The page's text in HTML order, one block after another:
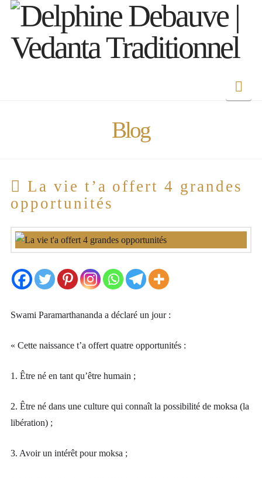
Blog
La vie t’a offert 4 grandes
opportunités
Swami Paramarthananda a déclaré un jour :
« Cette naissance t’a offert quatre opportunités :
1. Être né en tant qu’être humain ;
2. Être né dans une culture qui connaît la possibilité de moksa (la
libération) ;
3. Avoir un intérêt pour moksa ;